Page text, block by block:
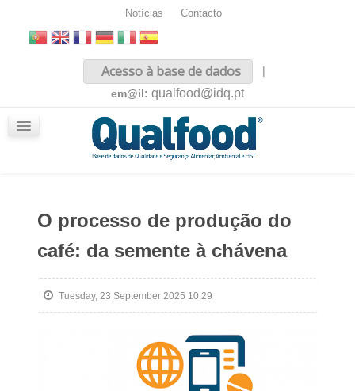
Notícias Contacto
Acesso à base de dados
|
em@il: qualfood@idq.pt
O processo de produção do
café: da semente à chávena
Tuesday, 23 September 2025 10:29